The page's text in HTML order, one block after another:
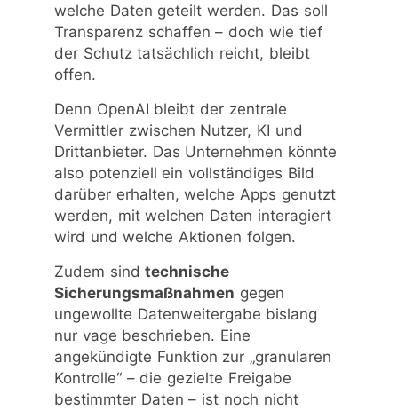
welche Daten geteilt werden. Das soll
Transparenz schaffen – doch wie tief
der Schutz tatsächlich reicht, bleibt
offen.
Denn OpenAI bleibt der zentrale
Vermittler zwischen Nutzer, KI und
Drittanbieter. Das Unternehmen könnte
also potenziell ein vollständiges Bild
darüber erhalten, welche Apps genutzt
werden, mit welchen Daten interagiert
wird und welche Aktionen folgen.
Zudem sindtechnische
Sicherungsmaßnahmen gegen
ungewollte Datenweitergabe bislang
nur vage beschrieben. Eine
angekündigte Funktion zur „granularen
Kontrolle“ – die gezielte Freigabe
bestimmter Daten – ist noch nicht